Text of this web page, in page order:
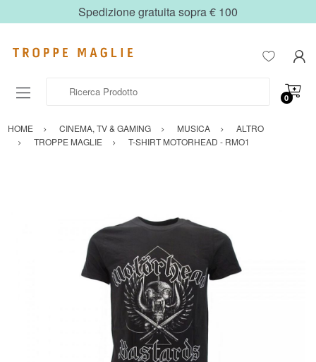
Spedizione gratuita sopra € 100
0
HOME CINEMA, TV & GAMING MUSICA
ALTRO
TROPPE MAGLIE
T-SHIRT MOTORHEAD - RMO1